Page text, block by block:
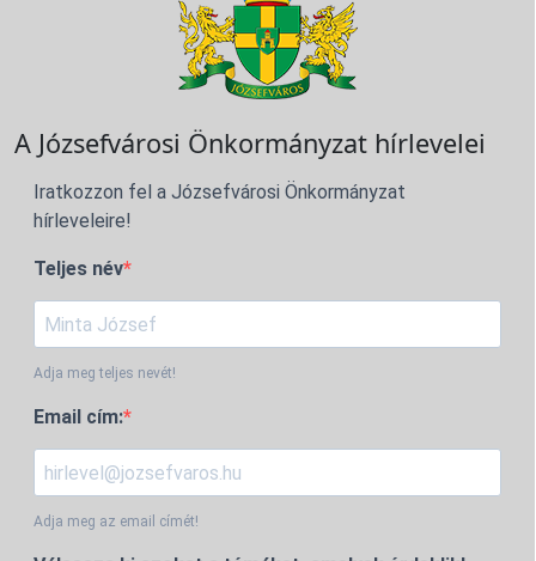
A Józsefvárosi Önkormányzat hírlevelei
Iratkozzon fel a Józsefvárosi Önkormányzat
hírleveleire!
Teljes név
Adja meg teljes nevét!
Email cím:
Adja meg az email címét!